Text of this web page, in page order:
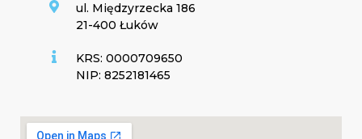
ul. Międzyrzecka 186
21-400 Łuków
KRS: 0000709650
NIP: 8252181465